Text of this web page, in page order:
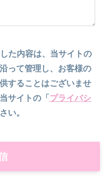
た内容は、当サイトの
って管理し、お客様の
することはございませ
サイトの「 プライバシ
い。